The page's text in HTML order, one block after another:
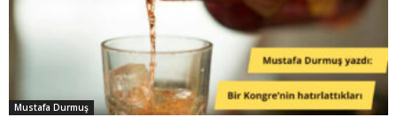
Mustafa Durmuş